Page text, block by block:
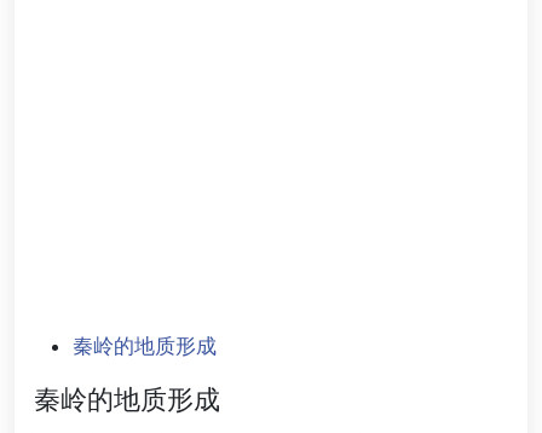
秦岭的地质形成
秦岭的地质形成